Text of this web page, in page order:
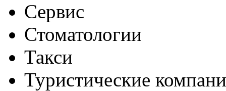
Сервис
Стоматологии
Такси
Туристические